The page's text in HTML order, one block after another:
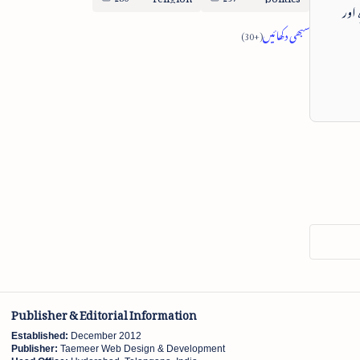
Publisher & Editorial Information
Established: December 2012
Publisher: Taemeer Web Design & Development